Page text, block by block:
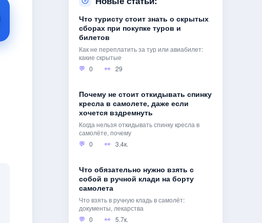
Что туристу стоит знать о скрытых
сборах при покупке туров и
билетов
Как не переплатить за тур или авиабилет:
какие скрытые
0
29
Почему не стоит откидывать спинку
кресла в самолете, даже если
хочется вздремнуть
Когда нельзя откидывать спинку кресла в
самолёте, почему
0
3.4к.
Что обязательно нужно взять с
собой в ручной клади на борту
самолета
Что взять в ручную кладь в самолёт:
документы, лекарства
0
5.7к.